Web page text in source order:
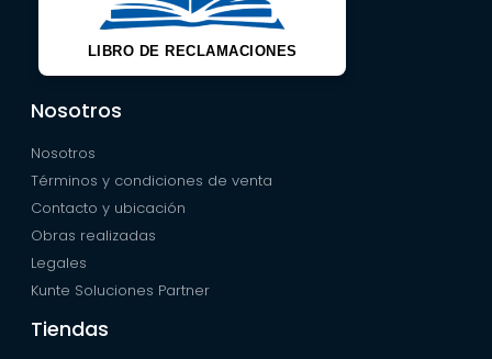
LIBRO DE RECLAMACIONES
Nosotros
Nosotros
Términos y condiciones de venta
Contacto y ubicación
Obras realizadas
Legales
Kunte Soluciones Partner
Tiendas